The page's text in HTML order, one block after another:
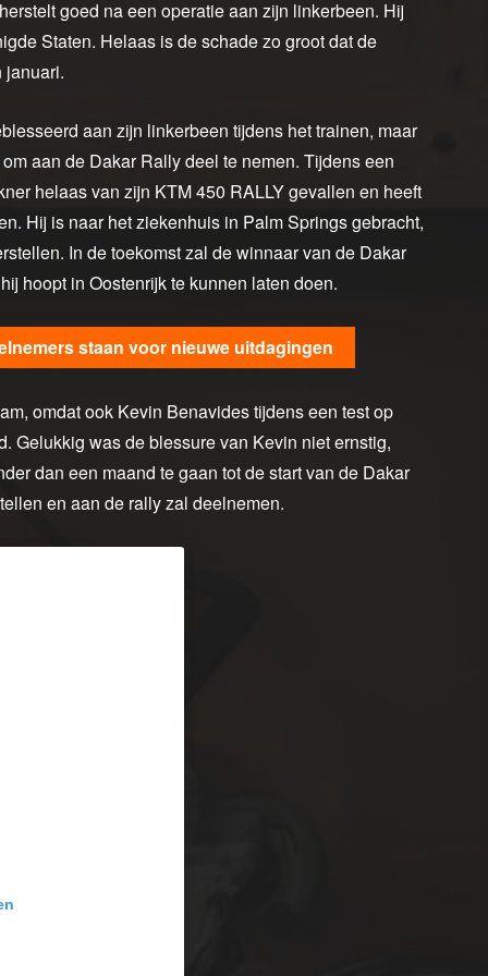
goed na een operatie aan zijn linkerbeen. Hij
Staten. Helaas is de schade zo groot dat de
januari.
aan zijn linkerbeen tijdens het trainen, maar
aan de Dakar Rally deel te nemen. Tijdens een
helaas van zijn KTM 450 RALLY gevallen en heeft
Hij is naar het ziekenhuis in Palm Springs gebracht,
In de toekomst zal de winnaar van de Dakar
hoopt in Oostenrijk te kunnen laten doen.
staan voor nieuwe uitdagingen
omdat ook Kevin Benavides tijdens een test op
Gelukkig was de blessure van Kevin niet ernstig,
dan een maand te gaan tot de start van de Dakar
en aan de rally zal deelnemen.